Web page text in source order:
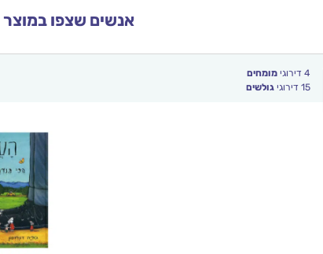
אנשים שצפו במוצר
4 דירוגימומחים
15 דירוגיגולשים